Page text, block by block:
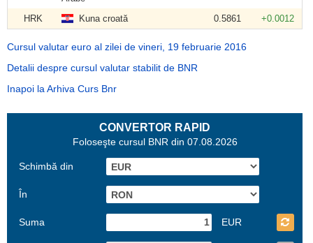
HRK Kuna croată 0.5861 +0.0012
Cursul valutar euro al zilei de vineri, 19 februarie 2016
Detalii despre cursul valutar stabilit de BNR
Inapoi la Arhiva Curs Bnr
CONVERTOR RAPID
Foloseşte cursul BNR din 07.08.2026
Schimbă din
În
Suma EUR